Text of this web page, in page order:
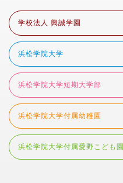
学校法人 興誠学園
浜松学院大学
浜松学院大学短期大学部
浜松学院大学付属幼稚園
浜松学院大学付属愛野こども園